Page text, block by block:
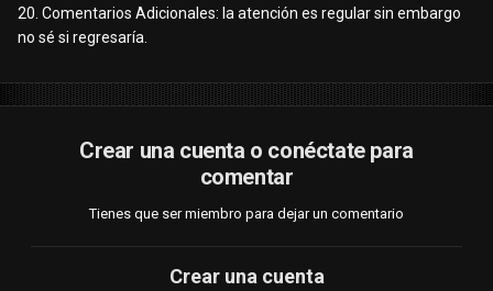
20. Comentarios Adicionales: la atención es regular sin embargo
no sé si regresaría.
Crear una cuenta o conéctate para
comentar
Tienes que ser miembro para dejar un comentario
Crear una cuenta